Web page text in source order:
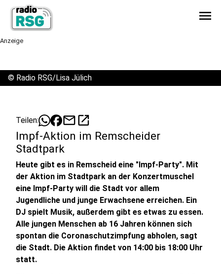
menu
Anzeige
© Radio RSG/Lisa Jülich
Teilen: mailopen_in_new
Impf-Aktion im Remscheider
Stadtpark
Heute gibt es in Remscheid eine "Impf-Party". Mit
der Aktion im Stadtpark an der Konzertmuschel
eine Impf-Party will die Stadt vor allem
Jugendliche und junge Erwachsene erreichen. Ein
DJ spielt Musik, außerdem gibt es etwas zu essen.
Alle jungen Menschen ab 16 Jahren können sich
spontan die Coronaschutzimpfung abholen, sagt
die Stadt. Die Aktion findet von 14:00 bis 18:00 Uhr
statt.